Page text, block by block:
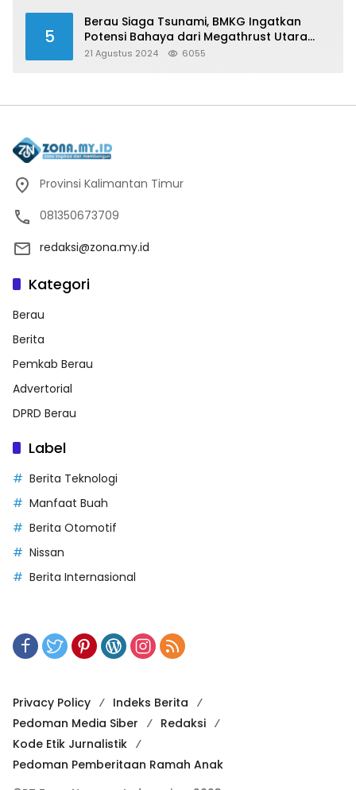
5
Berau Siaga Tsunami, BMKG Ingatkan
Potensi Bahaya dari Megathrust Utara
Sulawesi
21 Agustus 2024 6055
Provinsi Kalimantan Timur
081350673709
redaksi@zona.my.id
Kategori
Berau
Berita
Pemkab Berau
Advertorial
DPRD Berau
Label
Berita Teknologi
Manfaat Buah
Berita Otomotif
Nissan
Berita Internasional
Privacy Policy
Indeks Berita
Pedoman Media Siber
Redaksi
Kode Etik Jurnalistik
Pedoman Pemberitaan Ramah Anak